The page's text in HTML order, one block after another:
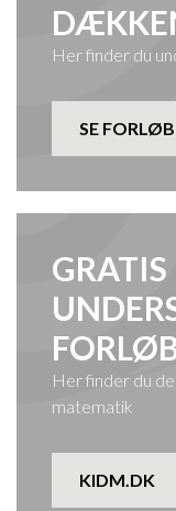
Her finder du
SE FORLØB
GRATIS
Her finder du
matematik
KIDM.DK